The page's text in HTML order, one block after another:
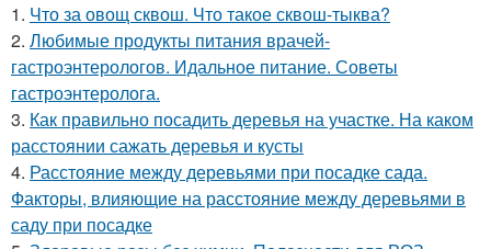
1. Что за овощ сквош. Что такое сквош-тыква?
2. Любимые продукты питания врачей-
гастроэнтерологов. Идальное питание. Советы
гастроэнтеролога.
3. Как правильно посадить деревья на участке. На каком
расстоянии сажать деревья и кусты
4. Расстояние между деревьями при посадке сада.
Факторы, влияющие на расстояние между деревьями в
саду при посадке